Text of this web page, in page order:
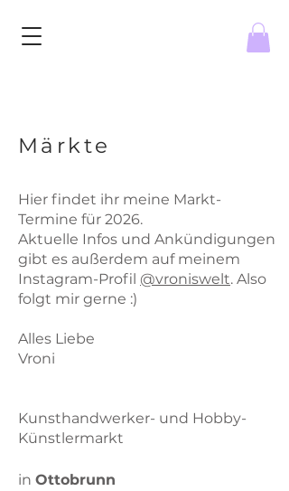
Märkte
Hier findet ihr meine Markt-
Termine für 2026.
Aktuelle Infos und Ankündigungen
gibt es außerdem auf meinem
Instagram-Profil @vroniswelt. Also
folgt mir gerne :)
Alles Liebe
Vroni
Kunsthandwerker- und Hobby-
Künstlermarkt
in Ottobrunn